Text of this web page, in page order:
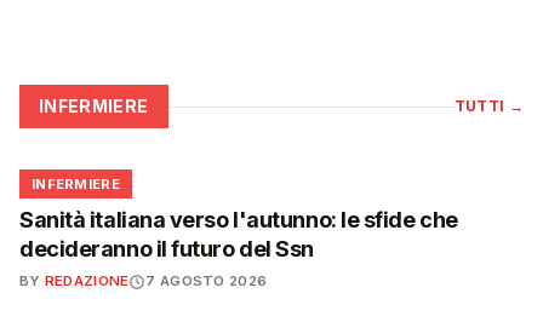
INFERMIERE TUTTI →
🩺
INFERMIERE
Sanità italiana verso l'autunno: le sfide che
decideranno il futuro del Ssn
BY REDAZIONE 7 AGOSTO 2026